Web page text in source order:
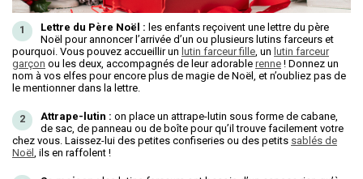
Lettre du Père Noël : les enfants reçoivent une lettre du père
Noël pour annoncer l’arrivée d’un ou plusieurs lutins farceurs et
pourquoi. Vous pouvez accueillir un lutin farceur fille, un lutin farceur
garçon ou les deux, accompagnés de leur adorable renne ! Donnez un
nom à vos elfes pour encore plus de magie de Noël, et n’oubliez pas de
le mentionner dans la lettre.
Attrape-lutin : on place un attrape-lutin sous forme de cabane,
de sac, de panneau ou de boîte pour qu’il trouve facilement votre
chez vous. Laissez-lui des petites confiseries ou des petits sablés de
Noël , ils en raffolent !